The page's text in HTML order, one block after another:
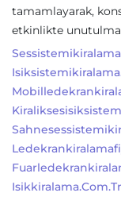
tamamlayarak,
etkinlikte
Isikkiralama.com.tr